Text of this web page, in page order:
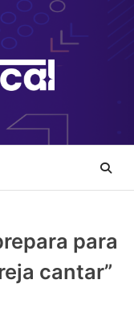
para
cantar”